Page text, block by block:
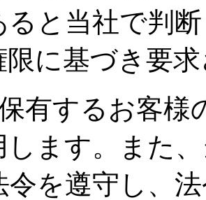
ると当社で判
限に基づき要
有するお客様
します。また
令を遵守し、